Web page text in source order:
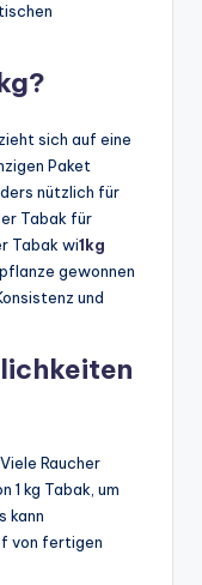
sich auf eine
Paket
nützlich für
Tabak für
Tabak wi1kg
gewonnen
und
Viele Raucher
1 kg Tabak, um
kann
von fertigen